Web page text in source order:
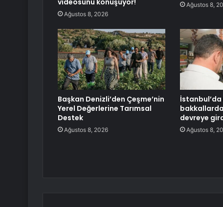
videosunu konuşuyor!
Ağustos 8, 2026
Ağustos 8,
Başkan Denizli’den Çeşme’nin
Yerel Değerlerine Tarımsal
Destek
Ağustos 8, 2026
devreye
Ağustos 8,